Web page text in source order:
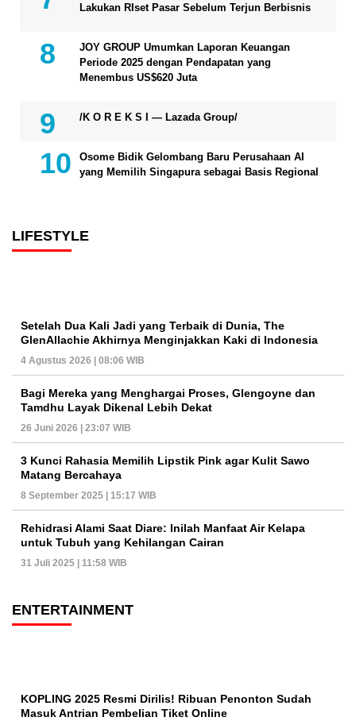
Lakukan RIset Pasar Sebelum Terjun Berbisnis
JOY GROUP Umumkan Laporan Keuangan
Periode 2025 dengan Pendapatan yang
Menembus US$620 Juta
/K O R E K S I — Lazada Group/
Osome Bidik Gelombang Baru Perusahaan AI
yang Memilih Singapura sebagai Basis Regional
LIFESTYLE
Setelah Dua Kali Jadi yang Terbaik di Dunia, The
GlenAllachie Akhirnya Menginjakkan Kaki di Indonesia
4 Agustus 2026 | 08:06 WIB
Bagi Mereka yang Menghargai Proses, Glengoyne dan
Tamdhu Layak Dikenal Lebih Dekat
26 Juni 2026 | 23:07 WIB
3 Kunci Rahasia Memilih Lipstik Pink agar Kulit Sawo
Matang Bercahaya
8 September 2025 | 15:17 WIB
Rehidrasi Alami Saat Diare: Inilah Manfaat Air Kelapa
untuk Tubuh yang Kehilangan Cairan
31 Juli 2025 | 11:58 WIB
ENTERTAINMENT
KOPLING 2025 Resmi Dirilis! Ribuan Penonton Sudah
Masuk Antrian Pembelian Tiket Online